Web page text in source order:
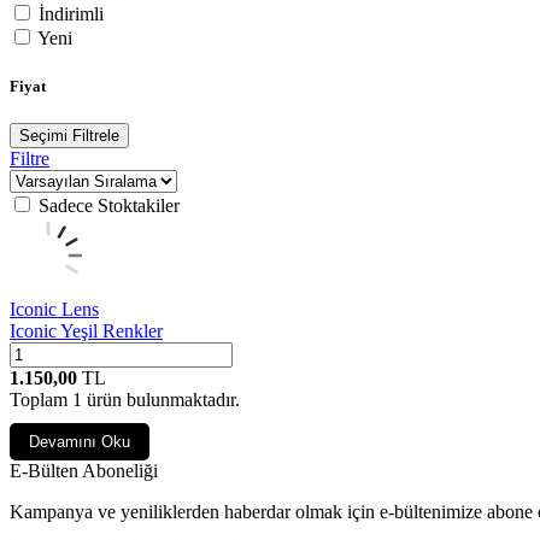
İndirimli
Yeni
Fiyat
Seçimi Filtrele
Filtre
Sadece Stoktakiler
Iconic Lens
Iconic Yeşil Renkler
1.150,00 TL
Toplam 1 ürün bulunmaktadır.
Devamını Oku
E-Bülten Aboneliği
Kampanya ve yeniliklerden haberdar olmak için e-bültenimize abone